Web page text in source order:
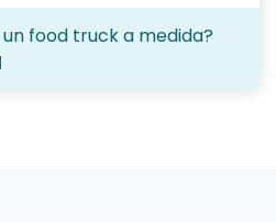
food truck a medida?